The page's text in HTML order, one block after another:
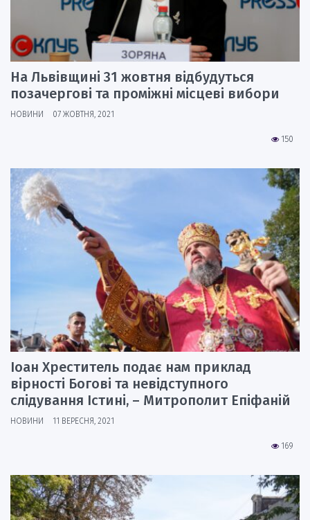
На Львівщині 31 жовтня відбудуться
позачергові та проміжні місцеві вибори
НОВИНИ 07 ЖОВТНЯ, 2021
150
Іоан Хреститель подає нам приклад
вірності Богові та невідступного
слідування Істині, – Митрополит Епіфаній
НОВИНИ 11 ВЕРЕСНЯ, 2021
169